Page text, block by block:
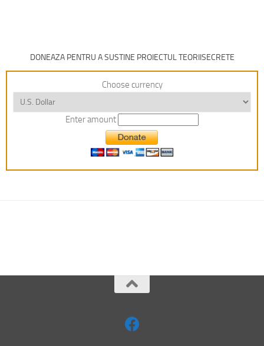
DONEAZA PENTRU A SUSTINE PROIECTUL TEORIISECRETE
Choose currency
Enter amount